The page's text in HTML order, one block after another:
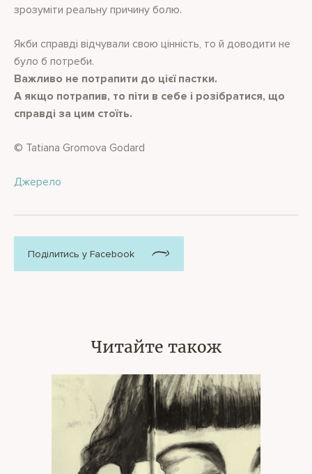
зрозуміти реальну причину болю.
Якби справді відчували свою цінність, то й доводити не
було б потреби.
Важливо не потрапити до цієї пастки.
А якщо потрапив, то піти в себе і розібратися, що
справді за цим стоїть.
© Tatiana Gromova Godard
Джерело
Поділитись у Facebook
Читайте також